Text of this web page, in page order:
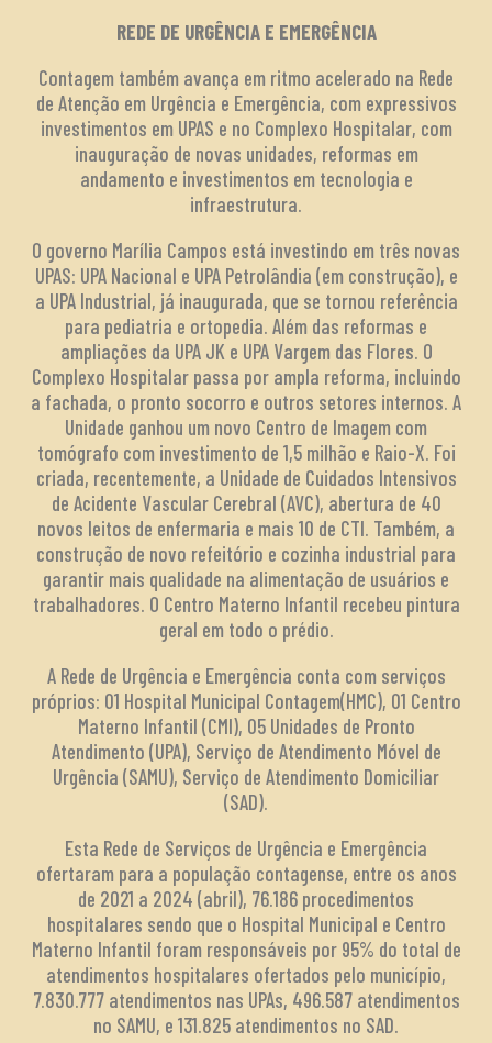
REDE DE URGÊNCIA E EMERGÊNCIA
Contagem também avança em ritmo acelerado na Rede
de Atenção em Urgência e Emergência, com expressivos
investimentos em UPAS e no Complexo Hospitalar, com
inauguração de novas unidades, reformas em
andamento e investimentos em tecnologia e
infraestrutura.
O governo Marília Campos está investindo em três novas
UPAS: UPA Nacional e UPA Petrolândia (em construção), e
a UPA Industrial, já inaugurada, que se tornou referência
para pediatria e ortopedia. Além das reformas e
ampliações da UPA JK e UPA Vargem das Flores. O
Complexo Hospitalar passa por ampla reforma, incluindo
a fachada, o pronto socorro e outros setores internos. A
Unidade ganhou um novo Centro de Imagem com
tomógrafo com investimento de 1,5 milhão e Raio-X. Foi
criada, recentemente, a Unidade de Cuidados Intensivos
de Acidente Vascular Cerebral (AVC), abertura de 40
novos leitos de enfermaria e mais 10 de CTI. Também, a
construção de novo refeitório e cozinha industrial para
garantir mais qualidade na alimentação de usuários e
trabalhadores. O Centro Materno Infantil recebeu pintura
geral em todo o prédio.
A Rede de Urgência e Emergência conta com serviços
próprios: 01 Hospital Municipal Contagem(HMC), 01 Centro
Materno Infantil (CMI), 05 Unidades de Pronto
Atendimento (UPA), Serviço de Atendimento Móvel de
Urgência (SAMU), Serviço de Atendimento Domiciliar
(SAD).
Esta Rede de Serviços de Urgência e Emergência
ofertaram para a população contagense, entre os anos
de 2021 a 2024 (abril), 76.186 procedimentos
hospitalares sendo que o Hospital Municipal e Centro
Materno Infantil foram responsáveis por 95% do total de
atendimentos hospitalares ofertados pelo município,
7.830.777 atendimentos nas UPAs, 496.587 atendimentos
no SAMU, e 131.825 atendimentos no SAD.